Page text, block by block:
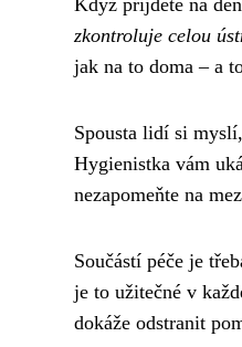
Když přijdete na
zkontroluje celou
jak na to doma – a
Spousta lidí si
Hygienistka vám
nezapomeňte na
Součástí péče je
je to užitečné v
dokáže odstranit